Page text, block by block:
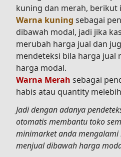
kuning dan merah, berikut
Warna kuning sebagai
dibawah modal, jadi jika
merubah harga jual dan
mendeteksi bila harga jual
harga modal.
Warna Merah sebagai
habis atau quantity
Jadi dengan adanya
otomatis membantu toko
minimarket anda mengalami
menjual dibawah harga